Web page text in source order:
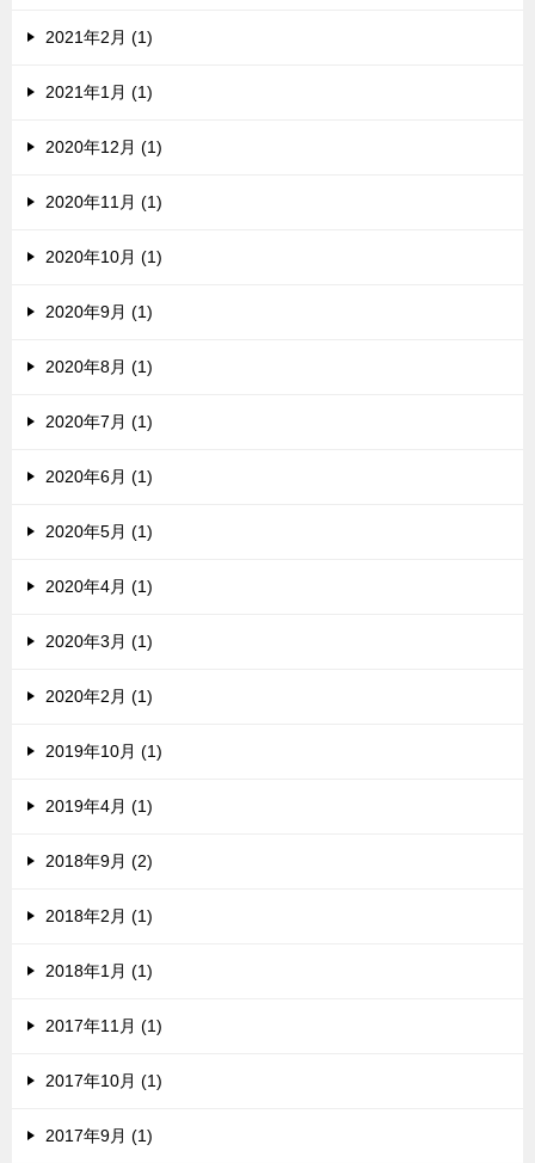
2021年2月 (1)
2021年1月 (1)
2020年12月 (1)
2020年11月 (1)
2020年10月 (1)
2020年9月 (1)
2020年8月 (1)
2020年7月 (1)
2020年6月 (1)
2020年5月 (1)
2020年4月 (1)
2020年3月 (1)
2020年2月 (1)
2019年10月 (1)
2019年4月 (1)
2018年9月 (2)
2018年2月 (1)
2018年1月 (1)
2017年11月 (1)
2017年10月 (1)
2017年9月 (1)